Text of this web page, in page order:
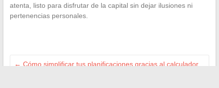
atenta, listo para disfrutar de la capital sin dejar ilusiones ni
pertenencias personales.
← Cómo simplificar tus planificaciones gracias al calculador